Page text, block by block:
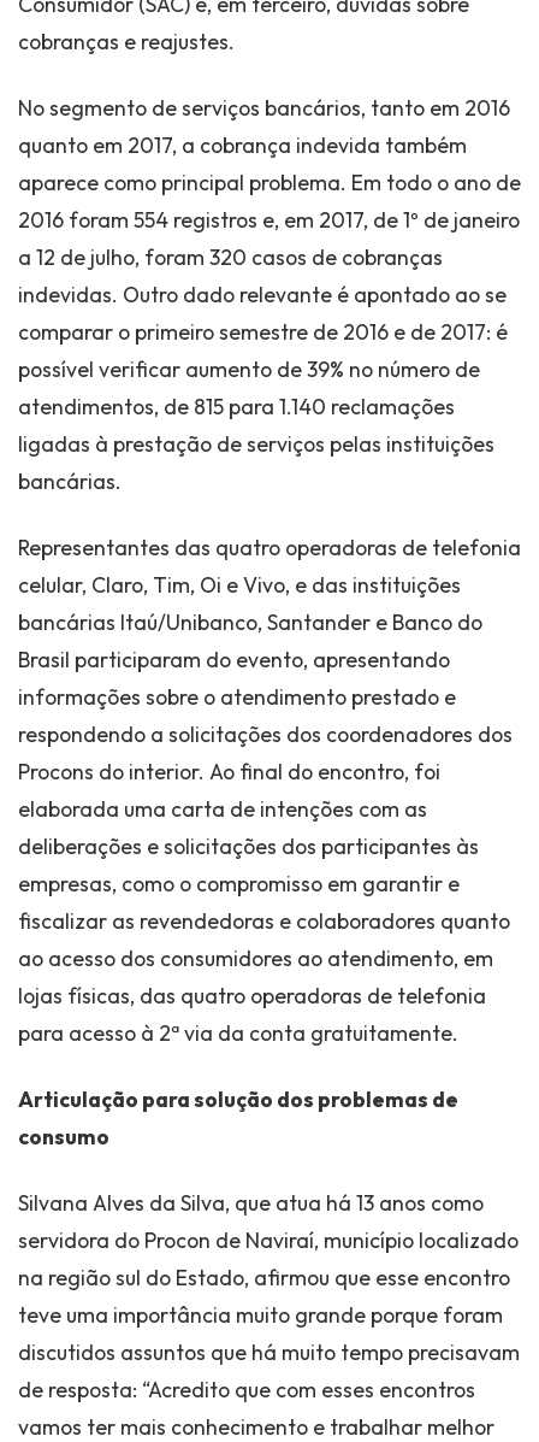
cobranças e reajustes.
No segmento de serviços bancários, tanto em 2016
quanto em 2017, a cobrança indevida também
aparece como principal problema. Em todo o ano de
2016 foram 554 registros e, em 2017, de 1º de janeiro
a 12 de julho, foram 320 casos de cobranças
indevidas. Outro dado relevante é apontado ao se
comparar o primeiro semestre de 2016 e de 2017: é
possível verificar aumento de 39% no número de
atendimentos, de 815 para 1.140 reclamações
ligadas à prestação de serviços pelas instituições
bancárias.
Representantes das quatro operadoras de telefonia
celular, Claro, Tim, Oi e Vivo, e das instituições
bancárias Itaú/Unibanco, Santander e Banco do
Brasil participaram do evento, apresentando
informações sobre o atendimento prestado e
respondendo a solicitações dos coordenadores dos
Procons do interior. Ao final do encontro, foi
elaborada uma carta de intenções com as
deliberações e solicitações dos participantes às
empresas, como o compromisso em garantir e
fiscalizar as revendedoras e colaboradores quanto
ao acesso dos consumidores ao atendimento, em
lojas físicas, das quatro operadoras de telefonia
para acesso à 2ª via da conta gratuitamente.
Articulação para solução dos problemas de
consumo
Silvana Alves da Silva, que atua há 13 anos como
servidora do Procon de Naviraí, município localizado
na região sul do Estado, afirmou que esse encontro
teve uma importância muito grande porque foram
discutidos assuntos que há muito tempo precisavam
de resposta: “Acredito que com esses encontros
vamos ter mais conhecimento e trabalhar melhor